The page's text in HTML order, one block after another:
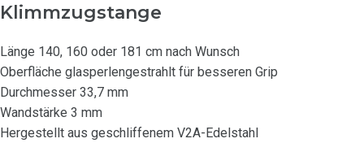
Klimmzugstange
Länge 140, 160 oder 181 cm nach Wunsch
Oberfläche glasperlengestrahlt für besseren Grip
Durchmesser 33,7 mm
Wandstärke 3 mm
Hergestellt aus geschliffenem V2A-Edelstahl